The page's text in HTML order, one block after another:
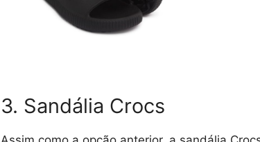
3. Sandália Crocs